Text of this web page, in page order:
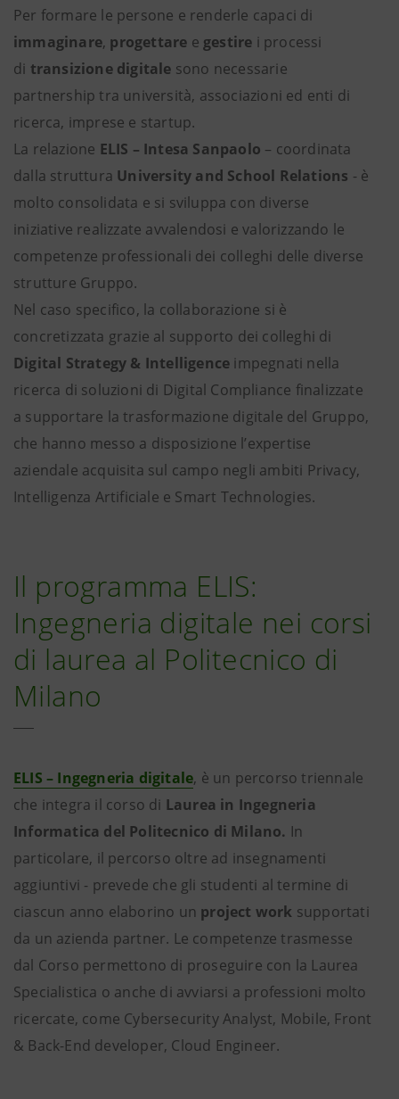
Per formare le persone e renderle capaci di
immaginare, progettare e gestire i processi
di transizione digitale sono necessarie
partnership tra università, associazioni ed enti di
ricerca, imprese e startup.
La relazione ELIS – Intesa Sanpaolo – coordinata
dalla struttura University and School Relations - è
molto consolidata e si sviluppa con diverse
iniziative realizzate avvalendosi e valorizzando le
competenze professionali dei colleghi delle diverse
strutture Gruppo.
Nel caso specifico, la collaborazione si è
concretizzata grazie al supporto dei colleghi di
Digital Strategy & Intelligence impegnati nella
ricerca di soluzioni di Digital Compliance finalizzate
a supportare la trasformazione digitale del Gruppo,
che hanno messo a disposizione l’expertise
aziendale acquisita sul campo negli ambiti Privacy,
Intelligenza Artificiale e Smart Technologies.
Il programma ELIS:
Ingegneria digitale nei corsi
di laurea al Politecnico di
Milano
ELIS – Ingegneria digitale, è un percorso triennale
che integra il corso di Laurea in Ingegneria
Informatica del Politecnico di Milano. In
particolare, il percorso oltre ad insegnamenti
aggiuntivi - prevede che gli studenti al termine di
ciascun anno elaborino un project work supportati
da un azienda partner. Le competenze trasmesse
dal Corso permettono di proseguire con la Laurea
Specialistica o anche di avviarsi a professioni molto
ricercate, come Cybersecurity Analyst, Mobile, Front
& Back-End developer, Cloud Engineer.